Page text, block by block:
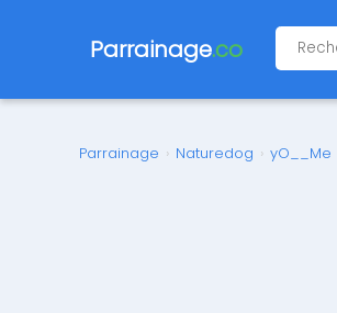
Parrainage.co
Parrainage › Naturedog › yO__Me